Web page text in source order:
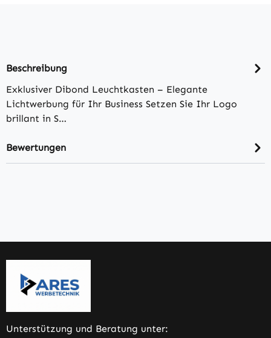
Beschreibung
Exklusiver Dibond Leuchtkasten – Elegante
Lichtwerbung für Ihr Business Setzen Sie Ihr Logo
brillant in S…
Bewertungen
Unterstützung und Beratung unter: